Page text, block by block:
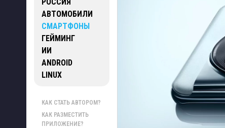
АВТОМОБИЛИ
СМАРТФОНЫ
ГЕЙМИНГ
ИИ
ANDROID
LINUX
КАК СТАТЬ АВТОРОМ?
КАК РАЗМЕСТИТЬ
ПРИЛОЖЕНИЕ?